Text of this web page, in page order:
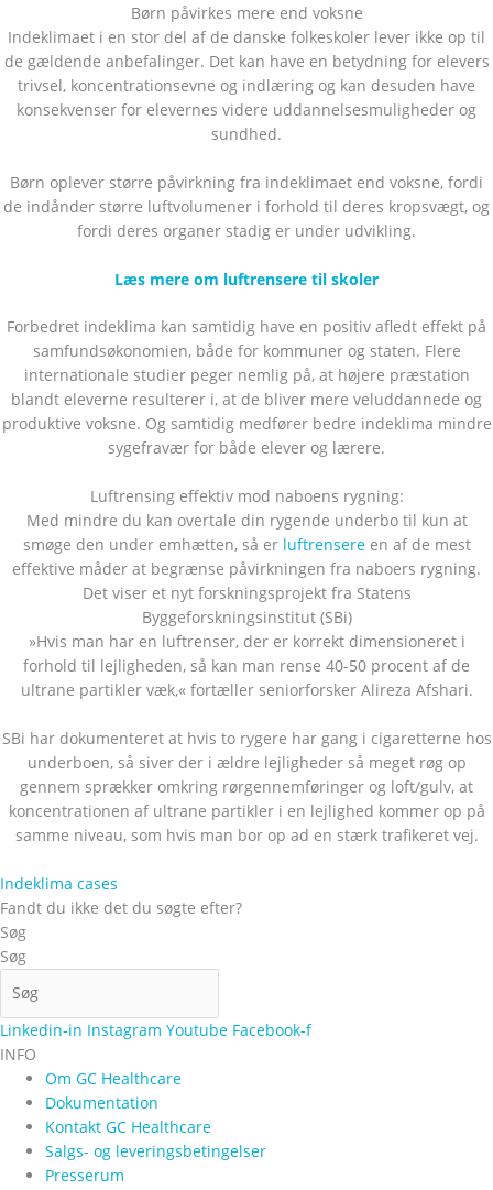
Børn påvirkes mere end voksne
Indeklimaet i en stor del af de danske folkeskoler lever ikke op til
de gældende anbefalinger. Det kan have en betydning for elevers
trivsel, koncentrationsevne og indlæring og kan desuden have
konsekvenser for elevernes videre uddannelsesmuligheder og
sundhed.
Børn oplever større påvirkning fra indeklimaet end voksne, fordi
de indånder større luftvolumener i forhold til deres kropsvægt, og
fordi deres organer stadig er under udvikling.
Læs mere om luftrensere til skoler
Forbedret indeklima kan samtidig have en positiv afledt effekt på
samfundsøkonomien, både for kommuner og staten. Flere
internationale studier peger nemlig på, at højere præstation
blandt eleverne resulterer i, at de bliver mere veluddannede og
produktive voksne. Og samtidig medfører bedre indeklima mindre
sygefravær for både elever og lærere.
Luftrensing effektiv mod naboens rygning:
Med mindre du kan overtale din rygende underbo til kun at
smøge den under emhætten, så er luftrensereen af de mest
effektive måder at begrænse påvirkningen fra naboers rygning.
Det viser et nyt forskningsprojekt fra Statens
Byggeforskningsinstitut (SBi)
»Hvis man har en luftrenser, der er korrekt dimensioneret i
forhold til lejligheden, så kan man rense 40-50 procent af de
ultrane partikler væk,« fortæller seniorforsker Alireza Afshari.
SBi har dokumenteret at hvis to rygere har gang i cigaretterne hos
underboen, så siver der i ældre lejligheder så meget røg op
gennem sprækker omkring rørgennemføringer og loft/gulv, at
koncentrationen af ultrane partikler i en lejlighed kommer op på
samme niveau, som hvis man bor op ad en stærk trafikeret vej.
Indeklima cases
Fandt du ikke det du søgte efter?
Søg
Søg
Linkedin-in Instagram Youtube Facebook-f
INFO
Om GC Healthcare
Dokumentation
Kontakt GC Healthcare
Salgs- og leveringsbetingelser
Presserum